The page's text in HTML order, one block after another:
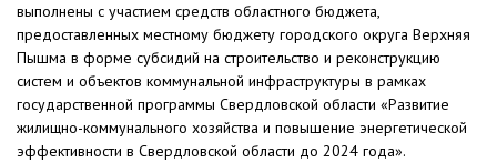
выполнены с участием средств областного бюджета,
предоставленных местному бюджету городского округа Верхняя
Пышма в форме субсидий на строительство и реконструкцию
систем и объектов коммунальной инфраструктуры в рамках
государственной программы Свердловской области «Развитие
жилищно-коммунального хозяйства и повышение энергетической
эффективности в Свердловской области до 2024 года».